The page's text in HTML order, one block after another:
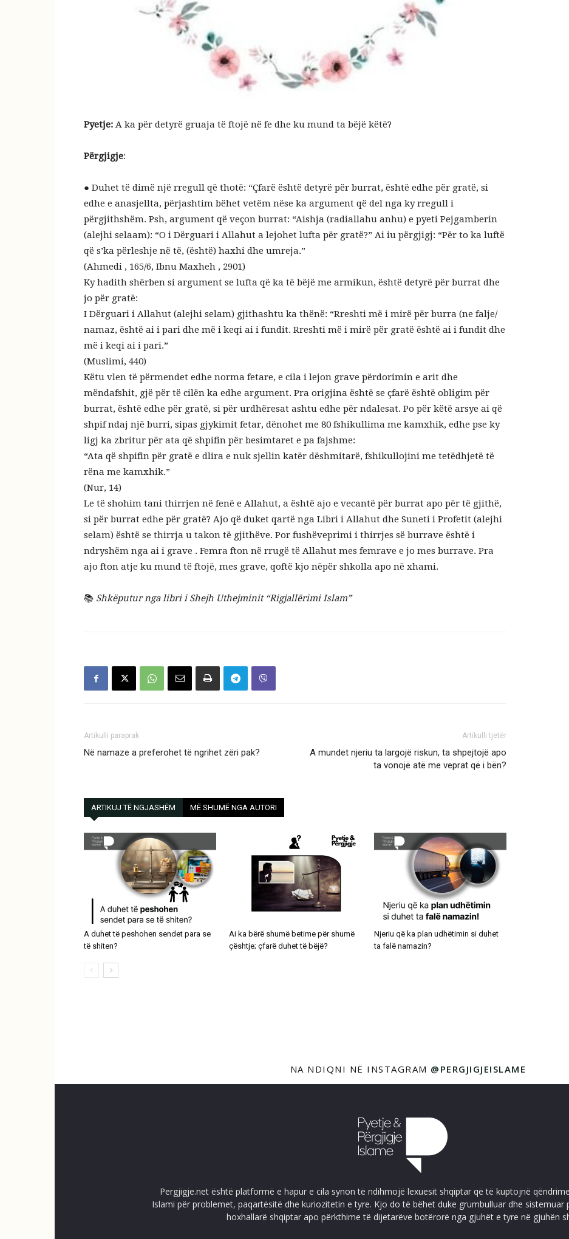
Pyetje: A ka për detyrë gruaja të ftojë në fe dhe ku mund ta bëjë këtë?
Përgjigje:
● Duhet të dimë një rregull që thotë: “Çfarë është detyrë për burrat, është edhe për gratë, si
edhe e anasjellta, përjashtim bëhet vetëm nëse ka argument që del nga ky rregull i
përgjithshëm. Psh, argument që veçon burrat: “Aishja (radiallahu anhu) e pyeti Pejgamberin
(alejhi selaam): “O i Dërguari i Allahut a lejohet lufta për gratë?” Ai iu përgjigj: “Për to ka luftë
që s’ka përleshje në të, (është) haxhi dhe umreja.”
(Ahmedi , 165/6, Ibnu Maxheh , 2901)
Ky hadith shërben si argument se lufta që ka të bëjë me armikun, është detyrë për burrat dhe
jo për gratë:
I Dërguari i Allahut (alejhi selam) gjithashtu ka thënë: “Rreshti më i mirë për burra (ne falje/
namaz, është ai i pari dhe më i keqi ai i fundit. Rreshti më i mirë për gratë është ai i fundit dhe
më i keqi ai i pari.”
(Muslimi, 440)
Këtu vlen të përmendet edhe norma fetare, e cila i lejon grave përdorimin e arit dhe
mëndafshit, gjë për të cilën ka edhe argument. Pra origjina është se çfarë është obligim për
burrat, është edhe për gratë, si për urdhëresat ashtu edhe për ndalesat. Po për këtë arsye ai që
shpif ndaj një burri, sipas gjykimit fetar, dënohet me 80 fshikullima me kamxhik, edhe pse ky
ligj ka zbritur për ata që shpifin për besimtaret e pa fajshme:
“Ata që shpifin për gratë e dlira e nuk sjellin katër dëshmitarë, fshikullojini me tetëdhjetë të
rëna me kamxhik.”
(Nur, 14)
Le të shohim tani thirrjen në fenë e Allahut, a është ajo e vecantë për burrat apo për të gjithë,
si për burrat edhe për gratë? Ajo që duket qartë nga Libri i Allahut dhe Suneti i Profetit (alejhi
selam) është se thirrja u takon të gjithëve. Por fushëveprimi i thirrjes së burrave është i
ndryshëm nga ai i grave . Femra fton në rrugë të Allahut mes femrave e jo mes burrave. Pra
ajo fton atje ku mund të ftojë, mes grave, qoftë kjo nëpër shkolla apo në xhami.
📚 Shkëputur nga libri i Shejh Uthejminit “Rigjallërimi Islam”
Artikulli paraprak
Në namaze a preferohet të ngrihet zëri pak?
Artikulli tjetër
A mundet njeriu ta largojë riskun, ta shpejtojë apo
ta vonojë atë me veprat që i bën?
ARTIKUJ TË NGJASHËM MË SHUMË NGA AUTORI
A duhet të peshohen sendet para se
të shiten?
Ai ka bërë shumë betime për shumë
çështje; çfarë duhet të bëjë?
Njeriu që ka plan udhëtimin si duhet
ta falë namazin?
NA NDIQNI NË INSTAGRAM @PERGJIGJEISLAME
Pergjigje.net është platformë e hapur e cila synon të ndihmojë lexuesit shqiptar që të kuptojnë
Islami për problemet, paqartësitë dhe kuriozitetin e tyre. Kjo do të bëhet duke grumbulluar dhe sistemuar
hoxhallarë shqiptar apo përkthime të dijetarëve botërorë nga gjuhët e tyre në gjuhën